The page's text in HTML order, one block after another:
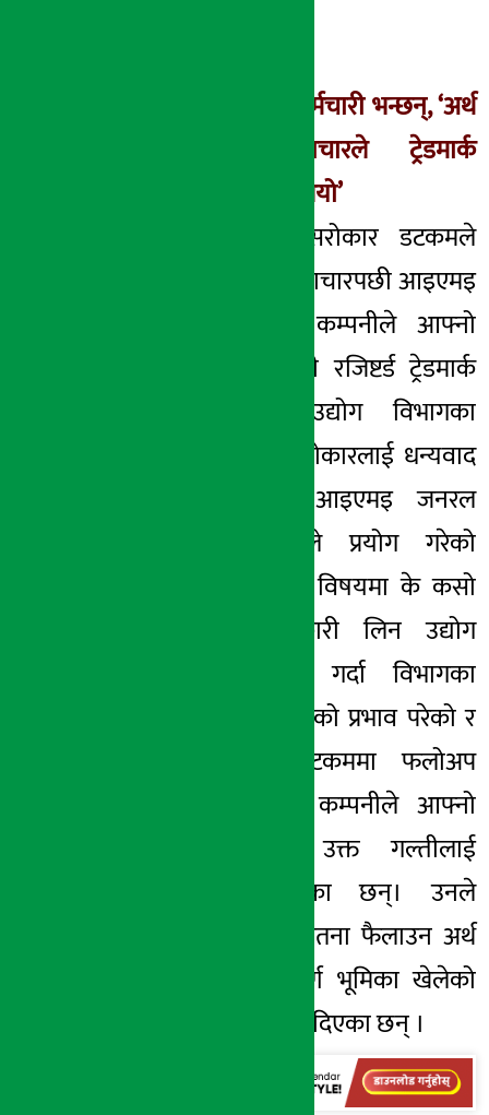
उद्योग विभागका कर्मचारी भन्छन्, ‘अर्थ
सरोकारको समाचारले ट्रेडमार्क
सम्बन्धि चेतना फैलियो’
यसै बीच अर्थ सरोकार डटकमले
प्रकाशित गरेको समाचारपछी आइएमइ
जनरल इन्सुरेन्स कम्पनीले आफ्नो
लोगोबाट गैरकानुनी रजिष्टर्ड ट्रेडमार्क
हटाएको भन्दै उद्योग विभागका
कर्मचारीले अर्थ सरोकारलाई धन्यवाद
दिएका छन् । आइएमइ जनरल
इन्सुरेन्स कम्पनीले प्रयोग गरेको
गैरकानुनी ट्रेडमार्क विषयमा के कसो
भयो भन्ने जानकारी लिन उद्योग
विभागमा सम्पर्क गर्दा विभागका
कर्मचारीले समाचारको प्रभाव परेको र
अर्थ सरोकार डटकममा फलोअप
समाचार आएसँगै कम्पनीले आफ्नो
गल्ती स्वीकार्दै उक्त गल्तीलाई
सच्याएको बताएका छन्। उनले
ट्रेडमार्क सम्बन्धि चेतना फैलाउन अर्थ
सरोकारले महत्वपूर्ण भूमिका खेलेको
भन्दै समेत धन्यवाद दिएका छन् ।